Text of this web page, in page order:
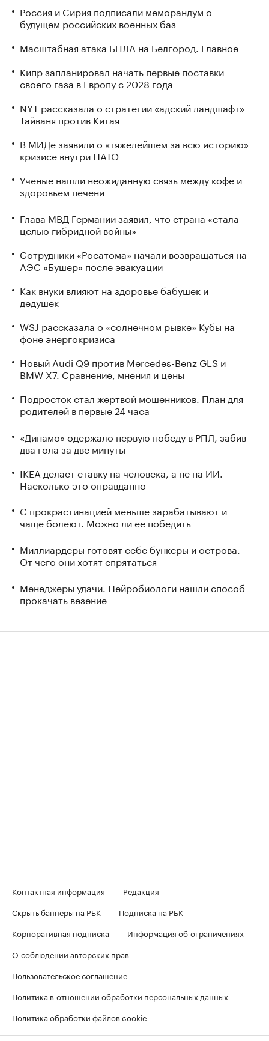
Россия и Сирия подписали меморандум о
будущем российских военных баз
Масштабная атака БПЛА на Белгород. Главное
Кипр запланировал начать первые поставки
своего газа в Европу с 2028 года
NYT рассказала о стратегии «адский ландшафт»
Тайваня против Китая
В МИДе заявили о «тяжелейшем за всю историю»
кризисе внутри НАТО
Ученые нашли неожиданную связь между кофе и
здоровьем печени
Глава МВД Германии заявил, что страна «стала
целью гибридной войны»
Сотрудники «Росатома» начали возвращаться на
АЭС «Бушер» после эвакуации
Как внуки влияют на здоровье бабушек и
дедушек
WSJ рассказала о «солнечном рывке» Кубы на
фоне энергокризиса
Новый Audi Q9 против Mercedes-Benz GLS и
BMW X7. Сравнение, мнения и цены
Подросток стал жертвой мошенников. План для
родителей в первые 24 часа
«Динамо» одержало первую победу в РПЛ, забив
два гола за две минуты
IKEA делает ставку на человека, а не на ИИ.
Насколько это оправданно
С прокрастинацией меньше зарабатывают и
чаще болеют. Можно ли ее победить
Миллиардеры готовят себе бункеры и острова.
От чего они хотят спрятаться
Менеджеры удачи. Нейробиологи нашли способ
прокачать везение
Контактная информация
Редакция
Скрыть баннеры на РБК
Подписка на РБК
Корпоративная подписка
Информация об ограничениях
О соблюдении авторских прав
Пользовательское соглашение
Политика в отношении обработки персональных данных
Политика обработки файлов cookie